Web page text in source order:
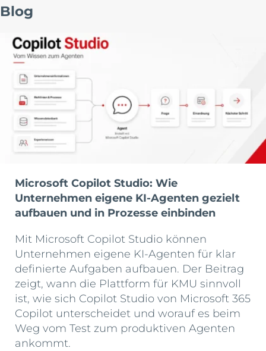
Blog
Microsoft Copilot Studio: Wie
Unternehmen eigene KI-Agenten gezielt
aufbauen und in Prozesse einbinden
Mit Microsoft Copilot Studio können
Unternehmen eigene KI-Agenten für klar
definierte Aufgaben aufbauen. Der Beitrag
zeigt, wann die Plattform für KMU sinnvoll
ist, wie sich Copilot Studio von Microsoft 365
Copilot unterscheidet und worauf es beim
Weg vom Test zum produktiven Agenten
ankommt.